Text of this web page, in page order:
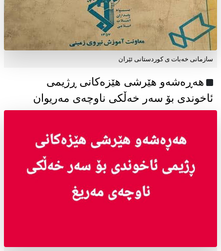
سازمانی خەبات ی كوردستانی ئێران
هەڕەشەو هێرشی هێزەکانی ڕژیمی
ئاخوندی بۆ سەر خەڵکی ناوچەی مەریوان